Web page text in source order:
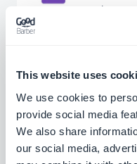
This website uses
We use cookies to
provide social media
We also share
our social media,
et des
Simplifiez
l'Assistant
Gratuit